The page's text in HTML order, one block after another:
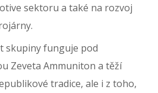
sektoru a také na rozvoj
skupiny funguje pod
Zeveta Ammuniton a těží
tradice, ale i z toho,